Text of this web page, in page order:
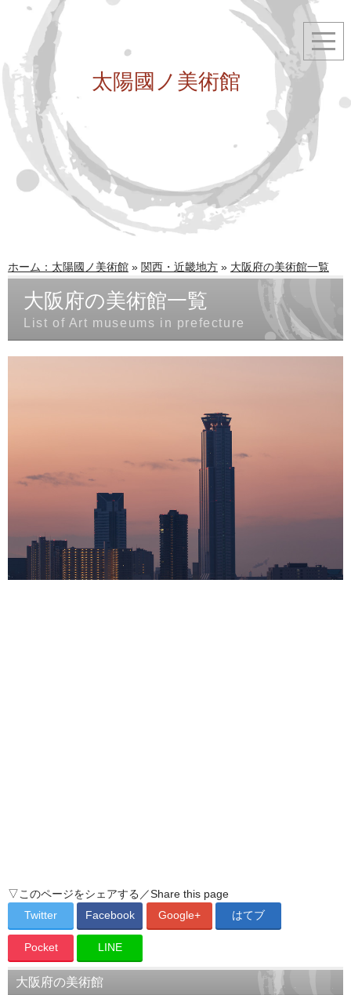
太陽國ノ美術館
ホーム：太陽國ノ美術館 » 関西・近畿地方 » 大阪府の美術館一覧
大阪府の美術館一覧
List of Art museums in prefecture
▽このページをシェアする／Share this page
Twitter
Facebook Google+ はてブ
Pocket LINE
大阪府の美術館